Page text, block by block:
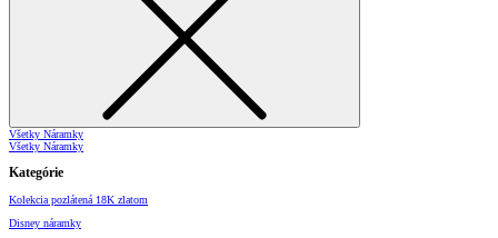
Všetky Náramky
Všetky Náramky
Kategórie
Kolekcia pozlátená 18K zlatom
Disney náramky